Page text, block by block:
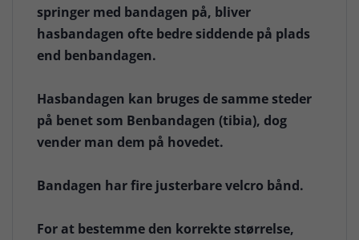
springer med bandagen på, bliver
hasbandagen ofte bedre siddende på plads
end benbandagen.
Hasbandagen kan bruges de samme steder
på benet som Benbandagen (tibia), dog
vender man dem på hovedet.
Bandagen har fire justerbare velcro bånd.
For at bestemme den korrekte størrelse,